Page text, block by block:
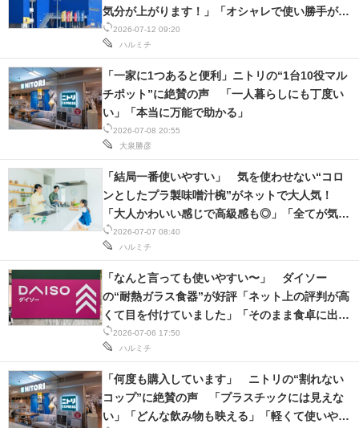
2026-07-12 09:20
ハルミチ
気分が上がります！」「オシャレで使い勝手がい
い」
2026-07-08 20:55
大泉勝彦
「一家に1つあると便利」ニトリの“1台10役マル
チポット”に絶賛の声 「一人暮らしにも丁度い
い」「本当に万能で助かる」
2026-07-07 08:40
ハルミチ
「結局一番使いやすい」 気を使わせない“コロ
ンとしたプラ製味噌汁椀”がネットで大人気！
「大人かわいい感じで高級感も◎」「全てが気に
入っています」「5枚購入しました」
2026-07-06 17:50
ハルミチ
「なんと言っても使いやすい〜」 ダイソー
の“耐熱ガラス食器”が好評「ネット上の評判が高
くて目を付けていました」「そのまま食卓に出せ
てとても便利」
「何度も購入しています」 ニトリの“割れない
コップ”に絶賛の声 「プラスチックには見えな
い」「どんな飲み物も映える」「軽くて使いやす